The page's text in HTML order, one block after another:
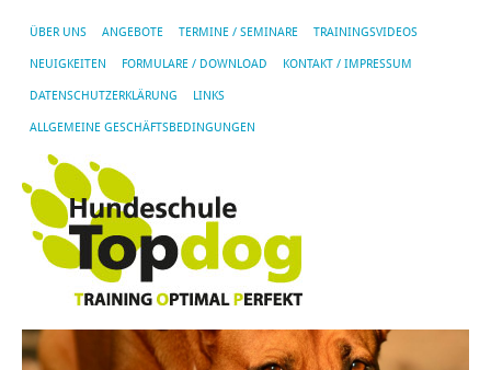
ÜBER UNS ANGEBOTE TERMINE / SEMINARE TRAININGSVIDEOS
NEUIGKEITEN FORMULARE / DOWNLOAD KONTAKT / IMPRESSUM
DATENSCHUTZERKLÄRUNG LINKS
ALLGEMEINE GESCHÄFTSBEDINGUNGEN